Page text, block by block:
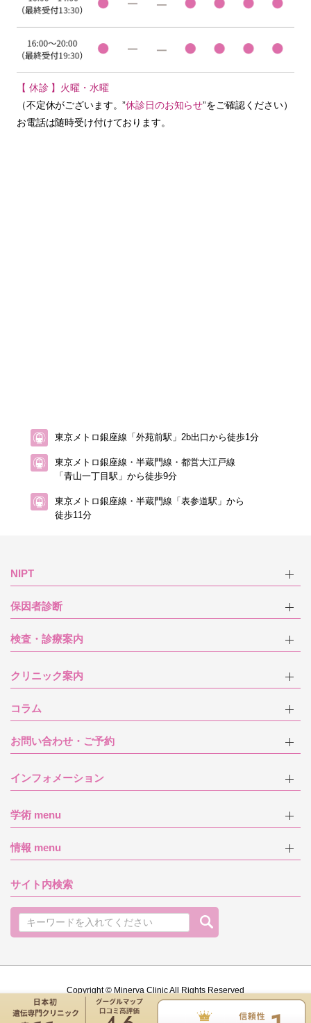
【 休診 】火曜・水曜
（不定休がございます。”休診日のお知らせ”をご確認ください）
お電話は随時受け付けております。
東京メトロ銀座線「外苑前駅」2b出口から徒歩1分
東京メトロ銀座線・半蔵門線・都営大江戸線
「青山一丁目駅」から徒歩9分
東京メトロ銀座線・半蔵門線「表参道駅」から
徒歩11分
NIPT
保因者診断
検査・診療案内
クリニック案内
コラム
お問い合わせ・ご予約
インフォメーション
学術 menu
情報 menu
サイト内検索
Copyright © Minerva Clinic All Rights Reserved